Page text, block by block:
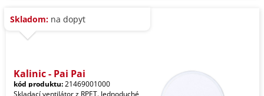
Skladom: na dopyt
Kalinic - Pai Pai
kód produktu:21469001000
Skladací ventilátor z RPET. Jednoduché